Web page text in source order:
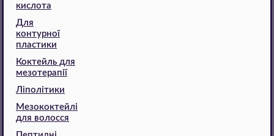
кислота
Для
контурної
пластики
Коктейль для
мезотерапії
Ліполітики
Мезококтейлі
для волосся